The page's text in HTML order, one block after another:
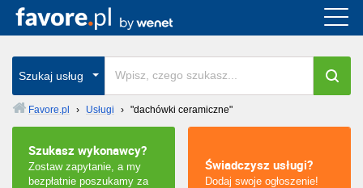
Szukaj usług
Favore.pl › Usługi › "dachówki ceramiczne"
Szukasz wykonawcy?
Zostaw zapytanie, a my
bezpłatnie poszukamy za
Świadczysz usługi?
Dodaj swoje ogłoszenie!
Cała Polska
wszystkie w całym kraju
Warszawa
Wrocław